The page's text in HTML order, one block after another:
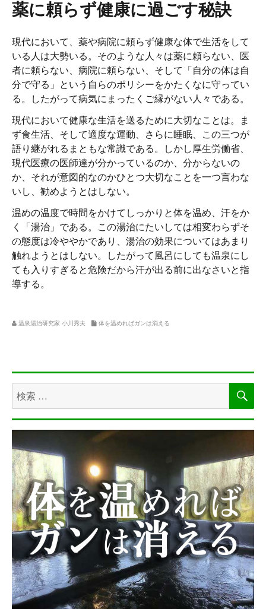
薬に頼らず健康に過ごす秘訣
現代において、薬や病院に頼らず健康な体で生活をして
いる人は大勢いる。そのような人々は薬に頼らない、医
者に頼らない、病院に頼らない、そして「自分の体は自
分で守る」という自らのポリシーをかたくなに守ってい
る。したがって病気にまったくご縁がない人々である。
現代において健康な生活を送るために大切なことは。ま
ず食生活、そして適度な運動、さらに睡眠、この三つが
語り継がれるまともな常識である。しかし厚生労働省、
現代医療の医師達が分かっているのか、分からないの
か、それが意図的なのかひとつ大切なことを一つ言わな
いし、勧めようとはしない。
温めの温度で時間をかけてしっかりと体を温め、汗をか
く「湯治」である。この湯治にたいしては相変わらずそ
の態度は冷ややかであり、湯治の効果についてはあまり
触れようとはしない。したがって風呂にしても温泉にし
ても入りすぎると危険だから汗が出る前に出なさいと指
導する。
温泉湯治研究家 小川秀夫 体を温めればガンは消える
検
索
対
象:
検